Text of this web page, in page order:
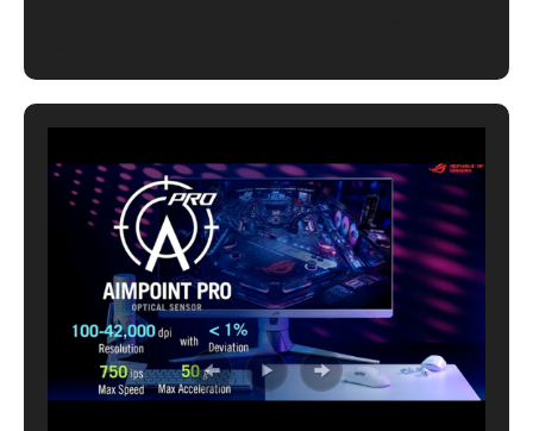
microinterruptor óptico ROG de 100M destacan
tanto por su precisión como por su durabilidad. El
independiente que admite velocidades de sondeo
inalámbricas de hasta 4000Hz y velocidades por
cable de hasta 8000Hz, minimizando el retraso del
cursor para garantizar que las acciones en el juego
sean exactamente las previstas.